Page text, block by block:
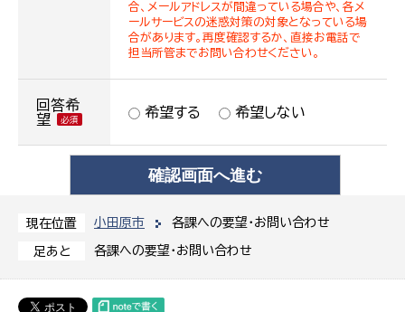
現在位置 小田原市 各課への要望・お問い合わせ
足あと 各課への要望・お問い合わせ
合、メールアドレスが間違っている場合や、各メ
ールサービスの迷惑対策の対象となっている場
合があります。再度確認するか、直接お電話で
担当所管までお問い合わせください。
回答希
望
希望する 希望しない